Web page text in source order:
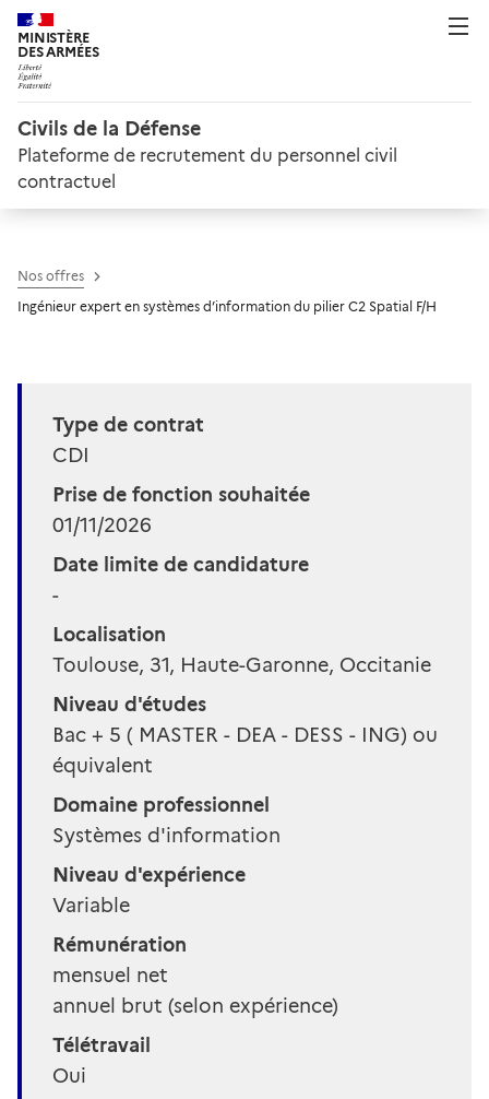
MINISTÈRE
DES ARMÉES
Civils de la Défense
Plateforme de recrutement du personnel civil
contractuel
Nos offres
Ingénieur expert en systèmes d’information du pilier C2 Spatial F/H
Type de contrat
CDI
Prise de fonction souhaitée
01/11/2026
Date limite de candidature
-
Localisation
Toulouse, 31, Haute-Garonne, Occitanie
Niveau d'études
Bac + 5 ( MASTER - DEA - DESS - ING) ou
équivalent
Domaine professionnel
Systèmes d'information
Niveau d'expérience
Variable
Rémunération
mensuel net
annuel brut (selon expérience)
Télétravail
Oui